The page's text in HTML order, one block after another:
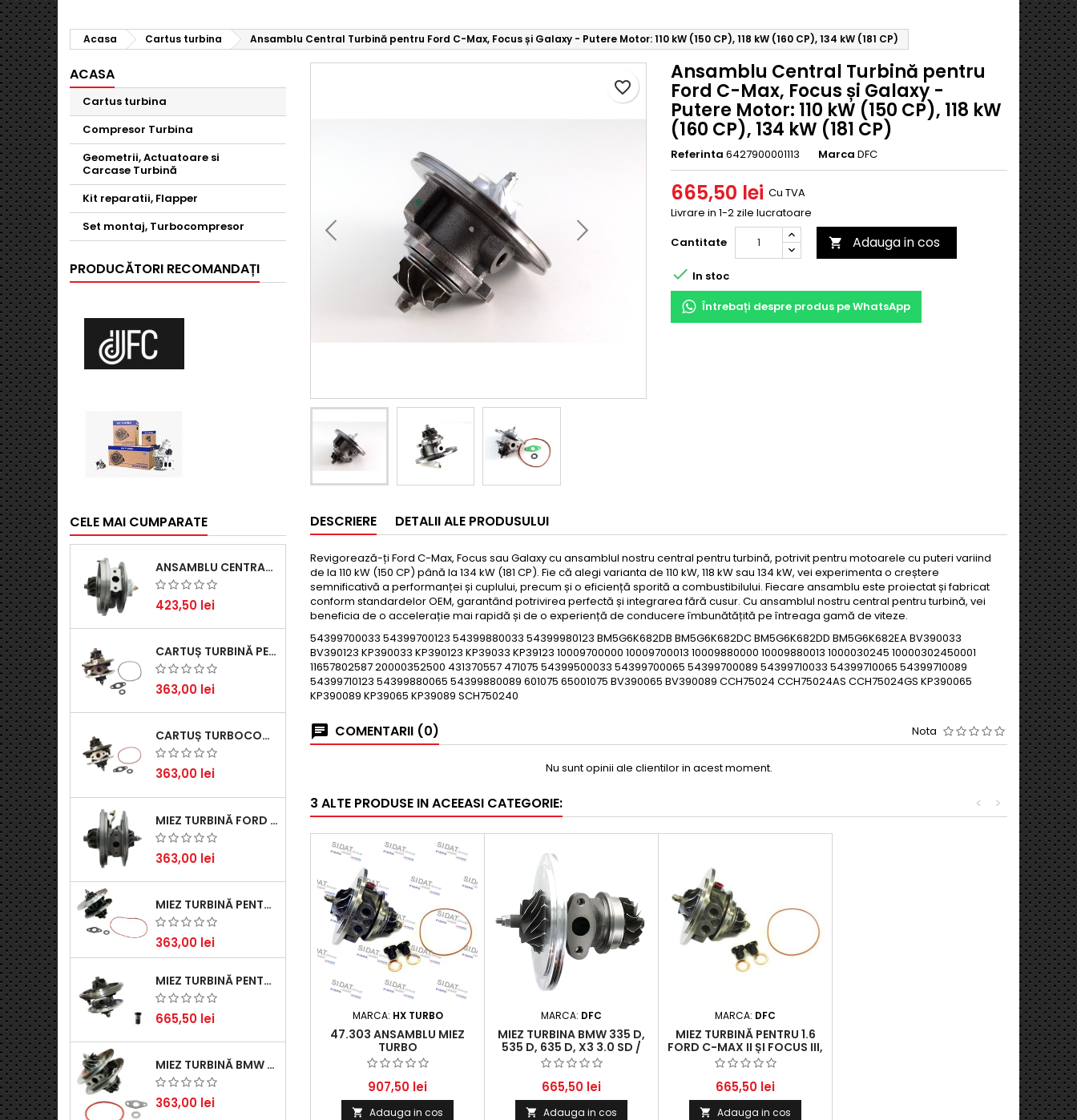
Acasa Cartus turbina Ansamblu Central Turbină pentru Ford C-Max, Focus și Galaxy - Putere Motor: 110 kW (150 CP), 118 kW (160 CP), 134 kW (181 CP)
ACASA
Cartus turbina
Compresor Turbina
Geometrii, Actuatoare si
Carcase Turbină
Kit reparatii, Flapper
Set montaj, Turbocompresor
PRODUCĂTORI RECOMANDAȚI
CELE MAI CUMPARATE
ANSAMBLU CENTRAL TURBINĂ PENTRU BMW SERIA 3, SERIA 5 ȘI X3 - PERFORMANȚĂ ȘI FIABILITATE
423,50 lei
CARTUȘ TURBINĂ PENTRU AUDI A4, A6, SKODA SUPERB ȘI VW PASSAT, MOTOR DIESEL 1.9 TDI
363,00 lei
CARTUȘ TURBOCOMPRESOR PENTRU VW, AUDI, SEAT, SKODA - MOTOR DIESEL 2.0 TDI
363,00 lei
MIEZ TURBINĂ FORD TRANSIT 2.2 TDCI (2007-2016)
363,00 lei
MIEZ TURBINĂ PENTRU CITROËN, FORD, MAZDA, MINI, PEUGEOT ȘI VOLVO - MOTORIZĂRI 1.6 HDI ȘI 1.6 D
363,00 lei
MIEZ TURBINĂ PENTRU AUDI, SEAT, SKODA ȘI VOLKSWAGEN - MOTORIZĂRI 2.0 TDI 103KW 140CP
665,50 lei
MIEZ TURBINĂ BMW SERIA 1 (E81, E87) 120 D - CREȘTEȚI PERFORMANȚA ȘI RĂSPUNSUL MOTORULUI
363,00 lei
Ansamblu Central Turbină pentru
Ford C-Max, Focus și Galaxy -
Putere Motor: 110 kW (150 CP), 118 kW
(160 CP), 134 kW (181 CP)
Referinta 6427900001113 Marca DFC
665,50 lei Cu TVA
Livrare in 1-2 zile lucratoare
Cantitate
 Adauga in cos
favorite_border
 In stoc
Întrebați despre produs pe WhatsApp
DESCRIERE DETALII ALE PRODUSULUI
Revigorează-ți Ford C-Max, Focus sau Galaxy cu ansamblul nostru central pentru turbină, potrivit pentru motoarele cu puteri variind
de la 110 kW (150 CP) până la 134 kW (181 CP). Fie că alegi varianta de 110 kW, 118 kW sau 134 kW, vei experimenta o creștere
semnificativă a performanței și cuplului, precum și o eficiență sporită a combustibilului. Fiecare ansamblu este proiectat și fabricat
conform standardelor OEM, garantând potrivirea perfectă și integrarea fără cusur. Cu ansamblul nostru central pentru turbină, vei
beneficia de o accelerație mai rapidă și de o experiență de conducere îmbunătățită pe întreaga gamă de viteze.
54399700033 54399700123 54399880033 54399980123 BM5G6K682DB BM5G6K682DC BM5G6K682DD BM5G6K682EA BV390033
BV390123 KP390033 KP390123 KP39033 KP39123 10009700000 10009700013 10009880000 10009880013 1000030245 10000302450001
11657802587 20000352500 431370557 471075 54399500033 54399700065 54399700089 54399710033 54399710065 54399710089
54399710123 54399880065 54399880089 601075 65001075 BV390065 BV390089 CCH75024 CCH75024AS CCH75024GS KP390065
KP390089 KP39065 KP39089 SCH750240
COMENTARII (0) Nota
Nu sunt opinii ale clientilor in acest moment.
3 ALTE PRODUSE IN ACEEASI CATEGORIE: >
<
MARCA: HX TURBO
47.303 ANSAMBLU MIEZ
TURBO
907,50 lei
 Adauga in cos
MARCA: DFC
MIEZ TURBINA BMW 335 D,
535 D, 635 D, X3 3.0 SD /
XDRIVE 35 D, X5 3.0 D /
XDRIVE 35 D, X6 XDRIVE 35
D - 2993CC, 210 KW (286
HP)
665,50 lei
 Adauga in cos
MARCA: DFC
MIEZ TURBINĂ PENTRU 1.6
FORD C-MAX II ȘI FOCUS III,
VOLVO S60 II, S80 II, V60 I ȘI
V70 III
665,50 lei
 Adauga in cos